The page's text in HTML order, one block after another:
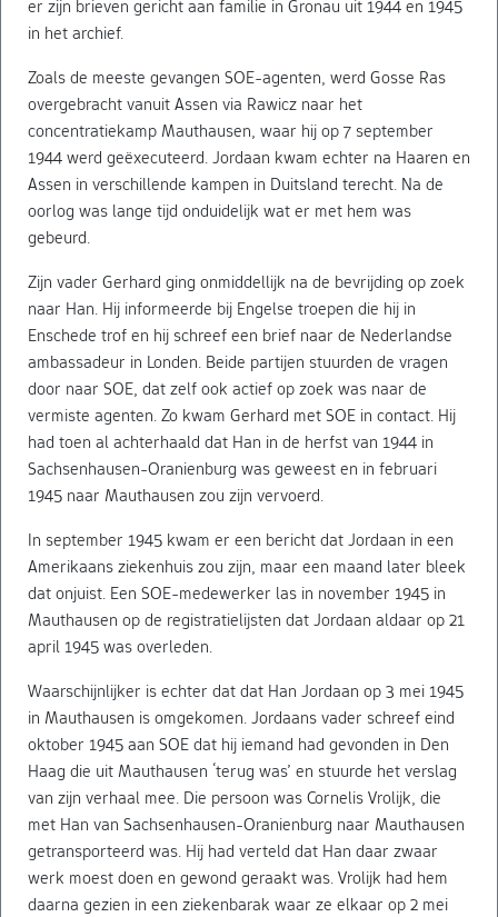
er zijn brieven gericht aan familie in Gronau uit 1944 en 1945
in het archief.
Zoals de meeste gevangen SOE-agenten, werd Gosse Ras
overgebracht vanuit Assen via Rawicz naar het
concentratiekamp Mauthausen, waar hij op 7 september
1944 werd geëxecuteerd. Jordaan kwam echter na Haaren en
Assen in verschillende kampen in Duitsland terecht. Na de
oorlog was lange tijd onduidelijk wat er met hem was
gebeurd.
Zijn vader Gerhard ging onmiddellijk na de bevrijding op zoek
naar Han. Hij informeerde bij Engelse troepen die hij in
Enschede trof en hij schreef een brief naar de Nederlandse
ambassadeur in Londen. Beide partijen stuurden de vragen
door naar SOE, dat zelf ook actief op zoek was naar de
vermiste agenten. Zo kwam Gerhard met SOE in contact. Hij
had toen al achterhaald dat Han in de herfst van 1944 in
Sachsenhausen-Oranienburg was geweest en in februari
1945 naar Mauthausen zou zijn vervoerd.
In september 1945 kwam er een bericht dat Jordaan in een
Amerikaans ziekenhuis zou zijn, maar een maand later bleek
dat onjuist. Een SOE-medewerker las in november 1945 in
Mauthausen op de registratielijsten dat Jordaan aldaar op 21
april 1945 was overleden.
Waarschijnlijker is echter dat dat Han Jordaan op 3 mei 1945
in Mauthausen is omgekomen. Jordaans vader schreef eind
oktober 1945 aan SOE dat hij iemand had gevonden in Den
Haag die uit Mauthausen ‘terug was’ en stuurde het verslag
van zijn verhaal mee. Die persoon was Cornelis Vrolijk, die
met Han van Sachsenhausen-Oranienburg naar Mauthausen
getransporteerd was. Hij had verteld dat Han daar zwaar
werk moest doen en gewond geraakt was. Vrolijk had hem
daarna gezien in een ziekenbarak waar ze elkaar op 2 mei